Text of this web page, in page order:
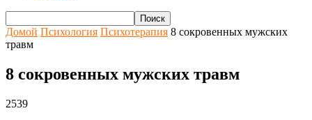
Домой Психология Психотерапия 8 сокровенных мужских
травм
8 сокровенных мужских травм
2539